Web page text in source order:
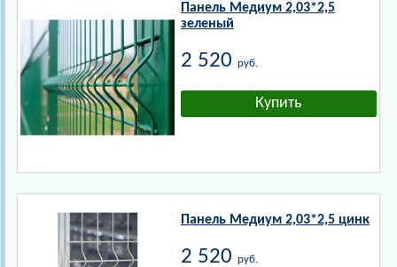
Панель Медиум 2,03*2,5
зеленый
2 520 руб.
Панель Медиум 2,03*2,5 цинк
2 520 руб.